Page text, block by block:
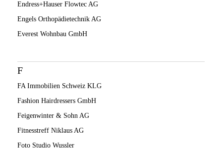
Endress+Hauser Flowtec AG
Engels Orthopädietechnik AG
Everest Wohnbau GmbH
F
FA Immobilien Schweiz KLG
Fashion Hairdressers GmbH
Feigenwinter & Sohn AG
Fitnesstreff Niklaus AG
Foto Studio Wussler